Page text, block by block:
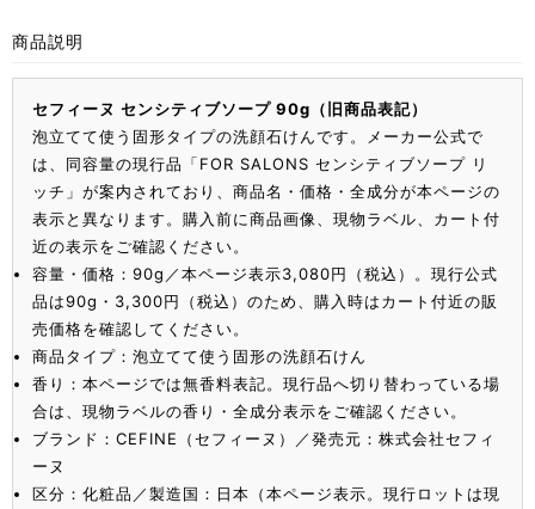
商品説明
セフィーヌ センシティブソープ 90g（旧商品表記）
泡立てて使う固形タイプの洗顔石けんです。メーカー公式で
は、同容量の現行品「FOR SALONS センシティブソープ リ
ッチ」が案内されており、商品名・価格・全成分が本ページの
表示と異なります。購入前に商品画像、現物ラベル、カート付
近の表示をご確認ください。
容量・価格：90g／本ページ表示3,080円（税込）。現行公式
品は90g・3,300円（税込）のため、購入時はカート付近の販
売価格を確認してください。
商品タイプ：泡立てて使う固形の洗顔石けん
香り：本ページでは無香料表記。現行品へ切り替わっている場
合は、現物ラベルの香り・全成分表示をご確認ください。
ブランド：CEFINE（セフィーヌ）／発売元：株式会社セフィ
ーヌ
区分：化粧品／製造国：日本（本ページ表示。現行ロットは現